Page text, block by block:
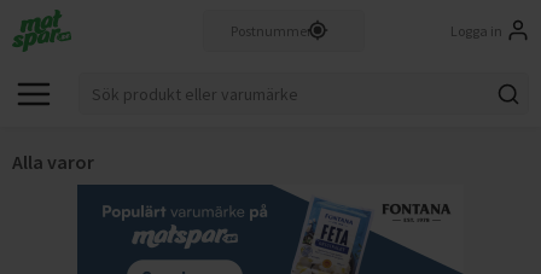
Logga in
Alla varor